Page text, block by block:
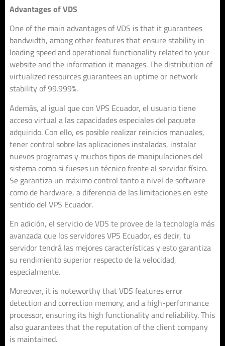
Advantages of VDS
One of the main advantages of VDS is that it guarantees
bandwidth, among other features that ensure stability in
loading speed and operational functionality related to your
website and the information it manages. The distribution of
virtualized resources guarantees an uptime or network
stability of 99.999%.
Además, al igual que con VPS Ecuador, el usuario tiene
acceso virtual a las capacidades especiales del paquete
adquirido. Con ello, es posible realizar reinicios manuales,
tener control sobre las aplicaciones instaladas, instalar
nuevos programas y muchos tipos de manipulaciones del
sistema como si fueses un técnico frente al servidor físico.
Se garantiza un máximo control tanto a nivel de software
como de hardware, a diferencia de las limitaciones en este
sentido del VPS Ecuador.
En adición, el servicio de VDS te provee de la tecnología más
avanzada que los servidores VPS Ecuador, es decir, tu
servidor tendrá las mejores características y esto garantiza
su rendimiento superior respecto de la velocidad,
especialmente.
Moreover, it is noteworthy that VDS features error
detection and correction memory, and a high-performance
processor, ensuring its high functionality and reliability. This
also guarantees that the reputation of the client company
is maintained.